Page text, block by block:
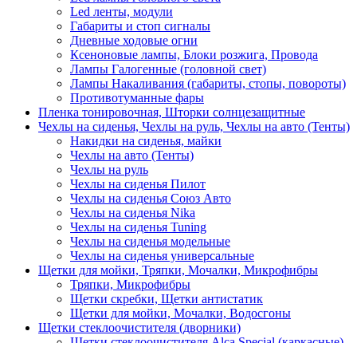
Led ленты, модули
Габариты и стоп сигналы
Дневные ходовые огни
Ксеноновые лампы, Блоки розжига, Провода
Лампы Галогенные (головной свет)
Лампы Накаливания (габариты, стопы, повороты)
Противотуманные фары
Пленка тонировочная, Шторки солнцезащитные
Чехлы на сиденья, Чехлы на руль, Чехлы на авто (Тенты)
Накидки на сиденья, майки
Чехлы на авто (Тенты)
Чехлы на руль
Чехлы на сиденья Пилот
Чехлы на сиденья Союз Авто
Чехлы на сиденья Nika
Чехлы на сиденья Tuning
Чехлы на сиденья модельные
Чехлы на сиденья универсальные
Щетки для мойки, Тряпки, Мочалки, Микрофибры
Тряпки, Микрофибры
Щетки скребки, Щетки антистатик
Щетки для мойки, Мочалки, Водосгоны
Щетки стеклоочистителя (дворники)